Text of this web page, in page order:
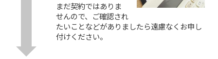
まだ契約ではありま
せんので、ご確認され
たいことなどがありましたら遠慮なくお申し
付けください。